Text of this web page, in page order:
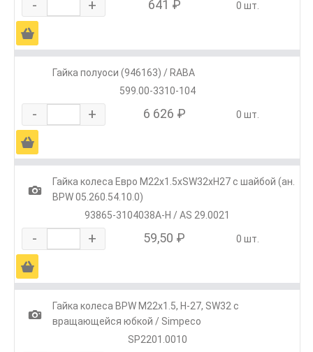
- + 641 ₽ 0 шт.
Ä
Гайка полуоси (946163) / RABA
599.00-3310-104
- + 6 626 ₽ 0 шт.
Ä
1
Гайка колеса Евро М22х1.5хSW32хH27 с шайбой (ан.
BPW 05.260.54.10.0)
93865-3104038A-H / AS 29.0021
- + 59,50 ₽ 0 шт.
Ä
1
Гайка колеса BPW М22х1.5, H-27, SW32 с
вращающейся юбкой / Simpeco
SP2201.0010